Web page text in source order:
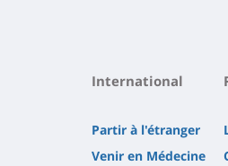
International
Partir à l'étranger
Venir en Médecine